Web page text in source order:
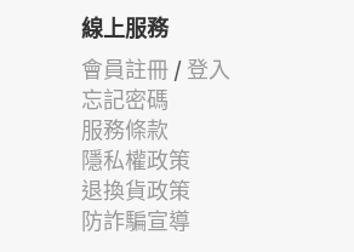
線上服務
會員註冊 / 登入
忘記密碼
服務條款
隱私權政策
退換貨政策
防詐騙宣導